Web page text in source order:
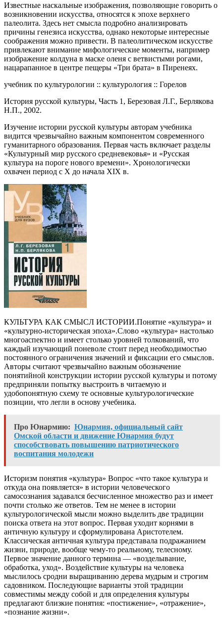
Известные наскальные изображения, позволяющие говорить о
возникновении искусства, относятся к эпохе верхнего
палеолита. Здесь нет смысла подробно анализировать
причины генезиса искусства, однако некоторые интересные
соображения можно привести. В палеолитическом искусстве
привлекают внимание мифологические моменты, например
изображение колдуна в маске оленя с ветвистыми рогами,
нацарапанное в центре пещеры «Три брата» в Пиренеях.
учебник по культурологии :: культурология :: Горелов
История русской культуры, Часть 1, Березовая Л.Г., Берлякова
Н.П., 2002.
Изучение истории русской культуры авторам учебника
видится чрезвычайно важным компонентом современного
гуманитарного образования. Первая часть включает разделы
«Культурный мир русского средневековья» и «Русская
культура на пороге нового времени». Хронологически
охвачен период с X до начала XIX в.
КУЛЬТУРА КАК СМЫСЛ ИСТОРИИ.Понятие «культура» и
«культурно-историческая эпоха».Слово «культура» настолько
многоаспектно и имеет столько уровней толкований, что
каждый изучающий поневоле стоит перед необходимостью
постоянного ограничения значений и фиксации его смыслов.
Авторы считают чрезвычайно важным обозначение
понятийной конструкции истории русской культуры и потому
предприняли попытку выстроить в читаемую и
удобопонятную схему те основные культурологические
позиции, что легли в основу учебника.
Про Юнармию: Юнармия, официальный сайт
Омской области и движение Юнармия будут
способствовать повышению патриотического
воспитания молодежи
Историзм понятия «культура» Вопрос «что такое культура и
откуда она появляется» в истории человеческого
самосознания задавался бесчисленное множество раз и имеет
почти столько же ответов. Тем не менее в истории
культурологической мысли можно выделить две традиции
поиска ответа на этот вопрос. Первая уходит корнями в
античную культуру и сформулирована Аристотелем.
Классическая античная культура представала подражанием
жизни, природе, вообще чему-то реальному, телесному.
Первое значение данного термина — «возделывание,
обработка, уход». Воздействие культуры на человека
мыслилось сродни выращиванию дерева мудрым и строгим
садовником. Последующие варианты этой традиции
совместимы между собой и для определения культуры
предлагают близкие понятия: «постижение», «отражение»,
«познание жизни».